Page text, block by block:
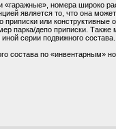
номера широко
является то, что она
или
парка/депо приписки.
серии подвижного состава.
состава по «инвентарным»